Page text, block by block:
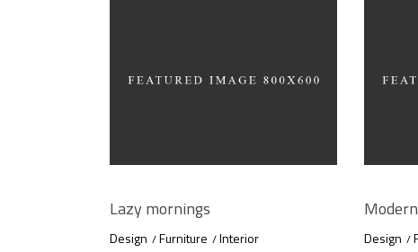
Lazy mornings
Design Furniture Interior Design